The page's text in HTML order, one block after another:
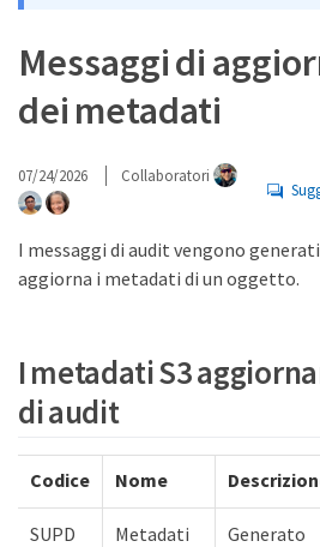
Messaggi di
dei metadati
07/24/2026 Collaboratori
I messaggi di audit vengono
aggiorna i metadati di un oggetto.
I metadati S3
di audit
Codice Nome
SUPD
Metadati
Generato